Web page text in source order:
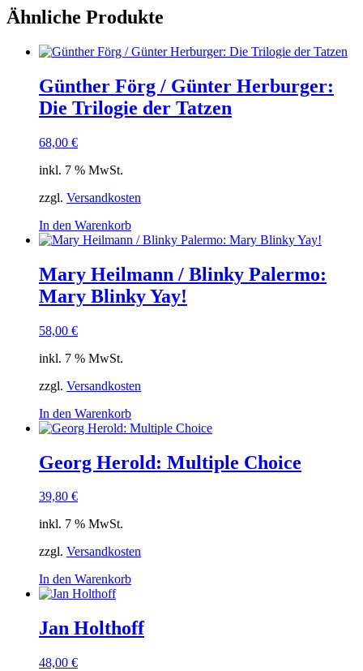
Ähnliche Produkte
Günther Förg / Günter Herburger:
Die Trilogie der Tatzen
68,00 €
inkl. 7 % MwSt.
zzgl. Versandkosten
In den Warenkorb
Mary Heilmann / Blinky Palermo:
Mary Blinky Yay!
58,00 €
inkl. 7 % MwSt.
zzgl. Versandkosten
In den Warenkorb
Georg Herold: Multiple Choice
39,80 €
inkl. 7 % MwSt.
zzgl. Versandkosten
In den Warenkorb
Jan Holthoff
48,00 €